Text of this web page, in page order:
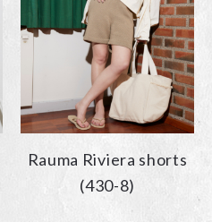
Rauma Riviera shorts
(430-8)